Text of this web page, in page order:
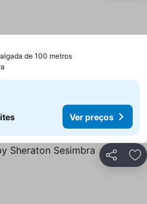
de 100 metros
Ver preços
Partilhar